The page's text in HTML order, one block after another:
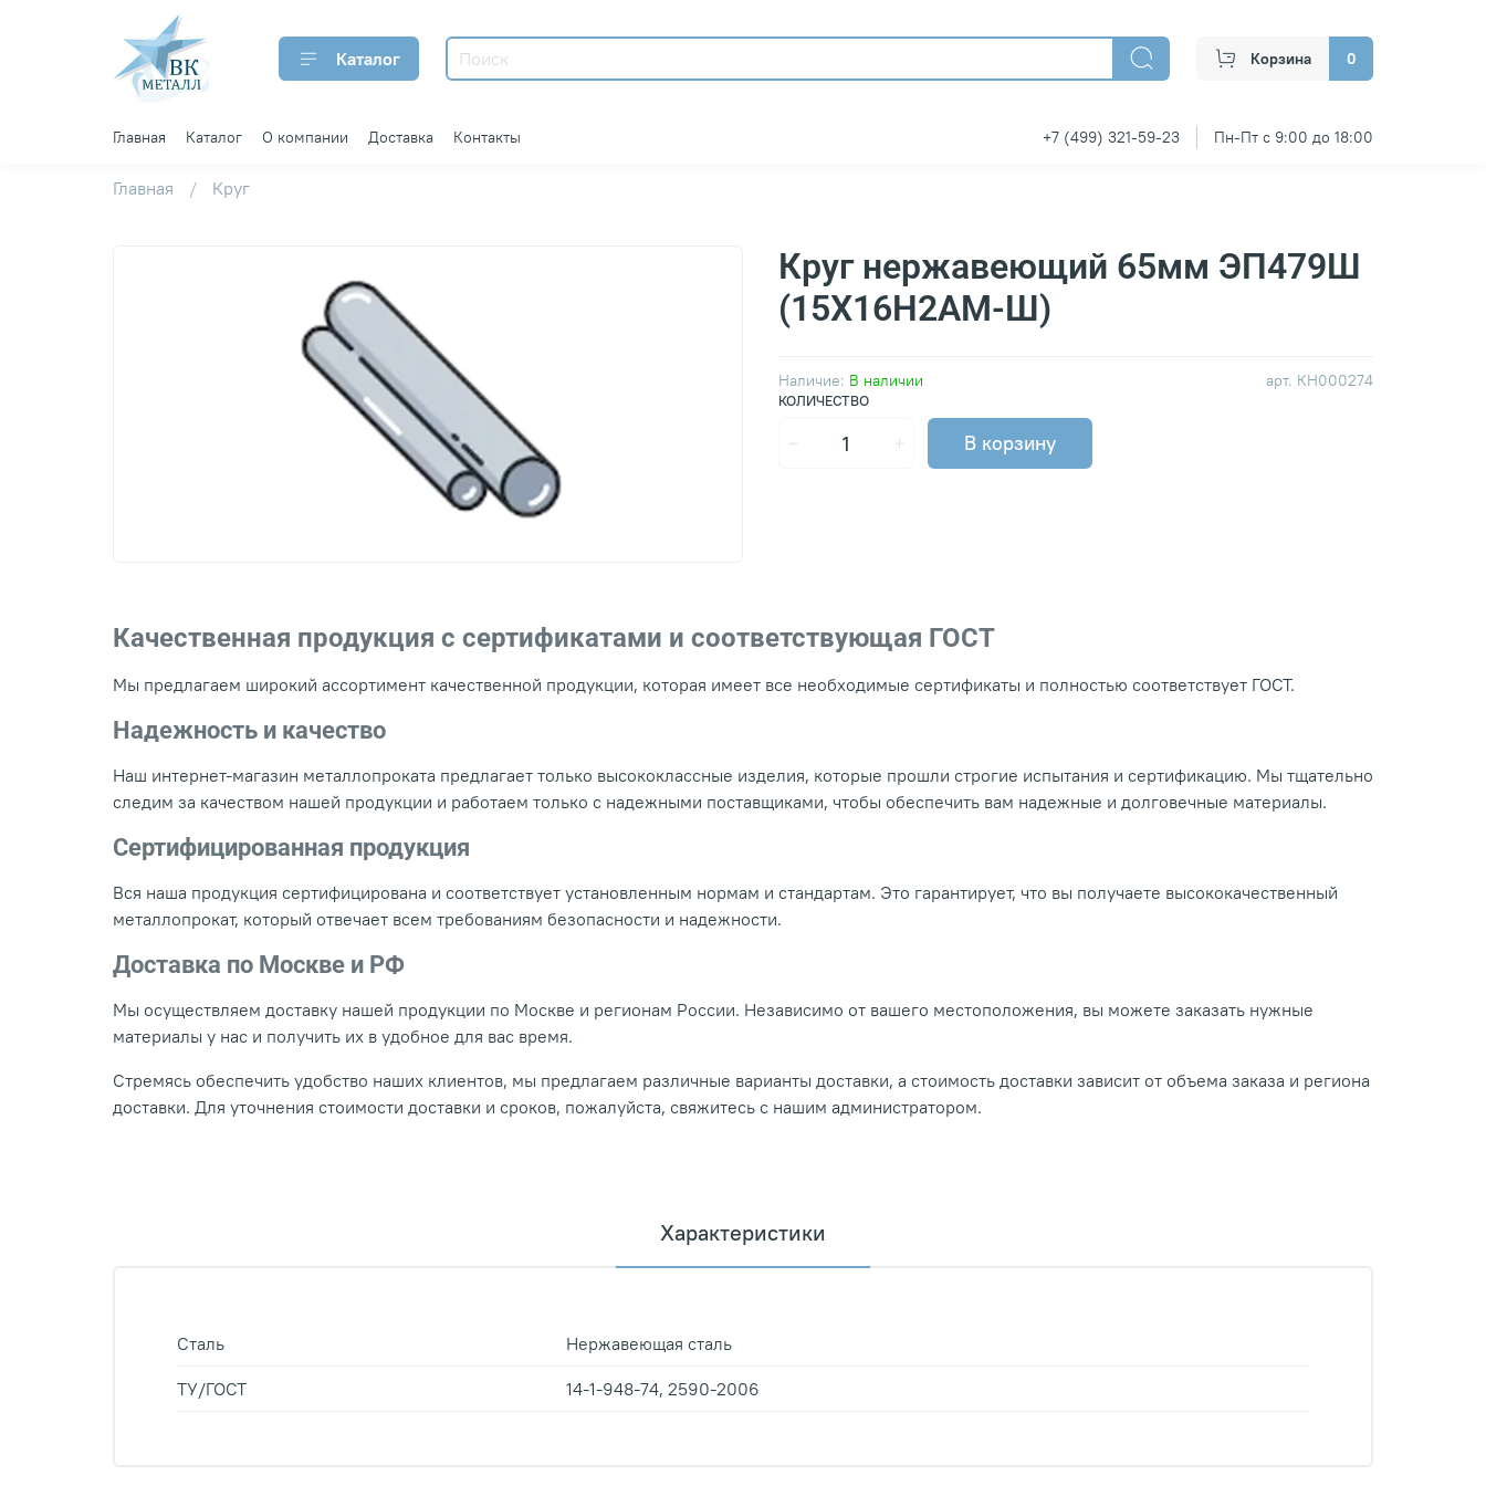
Каталог Корзина 0
Главная Каталог О компании Доставка Контакты +7 (499) 321-59-23 Пн-Пт с 9:00 до 18:00
Главная Круг
арт. КН000274
Наличие: В наличии
Круг нержавеющий 65мм ЭП479Ш
(15Х16Н2АМ-Ш)
КОЛИЧЕСТВО
В корзину
Качественная продукция с сертификатами и соответствующая ГОСТ
Мы предлагаем широкий ассортимент качественной продукции, которая имеет все необходимые сертификаты и полностью соответствует ГОСТ.
Надежность и качество
Наш интернет-магазин металлопроката предлагает только высококлассные изделия, которые прошли строгие испытания и сертификацию. Мы тщательно
следим за качеством нашей продукции и работаем только с надежными поставщиками, чтобы обеспечить вам надежные и долговечные материалы.
Сертифицированная продукция
Вся наша продукция сертифицирована и соответствует установленным нормам и стандартам. Это гарантирует, что вы получаете высококачественный
металлопрокат, который отвечает всем требованиям безопасности и надежности.
Доставка по Москве и РФ
Мы осуществляем доставку нашей продукции по Москве и регионам России. Независимо от вашего местоположения, вы можете заказать нужные
материалы у нас и получить их в удобное для вас время.
Стремясь обеспечить удобство наших клиентов, мы предлагаем различные варианты доставки, а стоимость доставки зависит от объема заказа и региона
доставки. Для уточнения стоимости доставки и сроков, пожалуйста, свяжитесь с нашим администратором.
Характеристики
Сталь Нержавеющая сталь
ТУ/ГОСТ 14-1-948-74, 2590-2006